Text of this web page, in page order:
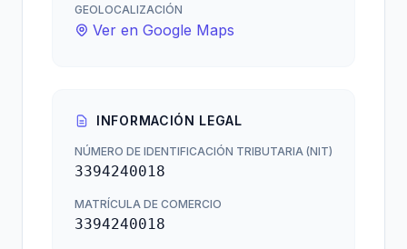
GEOLOCALIZACIÓN
Ver en Google Maps
INFORMACIÓN LEGAL
NÚMERO DE IDENTIFICACIÓN TRIBUTARIA (NIT)
3394240018
MATRÍCULA DE COMERCIO
3394240018